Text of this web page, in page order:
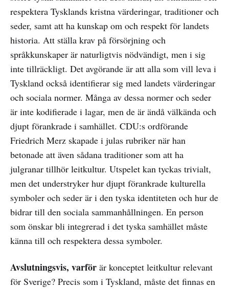
respektera Tysklands kristna värderingar, traditioner och
seder, samt att ha kunskap om och respekt för landets
historia. Att ställa krav på försörjning och
språkkunskaper är naturligtvis nödvändigt, men i sig
inte tillräckligt. Det avgörande är att alla som vill leva i
Tyskland också identifierar sig med landets värderingar
och sociala normer. Många av dessa normer och seder
är inte kodifierade i lagar, men de är ändå välkända och
djupt förankrade i samhället. CDU:s ordförande
Friedrich Merz skapade i julas rubriker när han
betonade att även sådana traditioner som att ha
julgranar tillhör leitkultur. Utspelet kan tyckas trivialt,
men det understryker hur djupt förankrade kulturella
symboler och seder är i den tyska identiteten och hur de
bidrar till den sociala sammanhållningen. En person
som önskar bli integrerad i det tyska samhället måste
känna till och respektera dessa symboler.
Avslutningsvis, varför är konceptet leitkultur relevant
för Sverige? Precis som i Tyskland, måste det finnas en